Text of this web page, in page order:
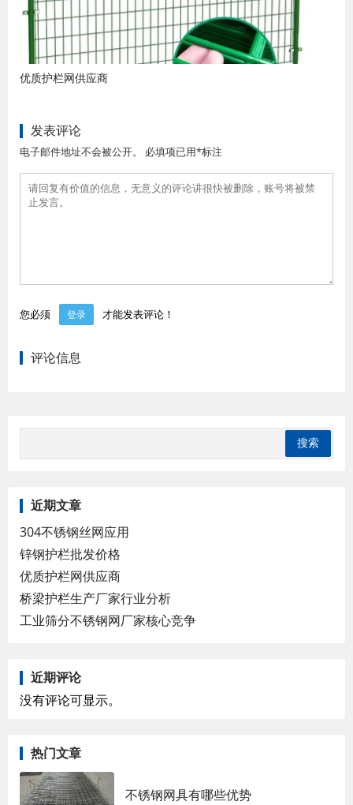
优质护栏网供应商
发表评论
电子邮件地址不会被公开。 必填项已用*标注
您必须 登录 才能发表评论！
评论信息
近期文章
304不锈钢丝网应用
锌钢护栏批发价格
优质护栏网供应商
桥梁护栏生产厂家行业分析
工业筛分不锈钢网厂家核心竞争
近期评论
没有评论可显示。
热门文章
不锈钢网具有哪些优势